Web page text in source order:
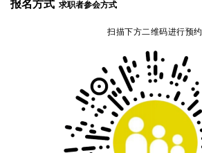
报名方式 求职者参会方式
扫描下方二维码进行预约